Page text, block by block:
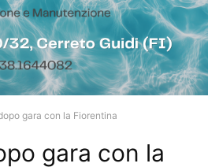
gara con la Fiorentina
gara con la